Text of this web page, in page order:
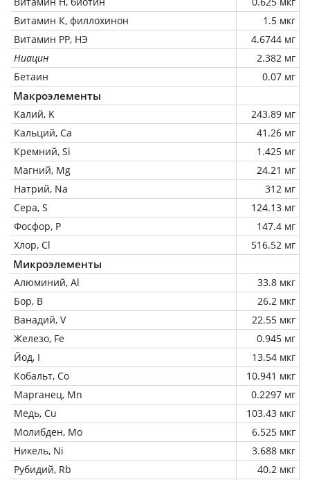
Витамин К, филлохинон
1.5 мкг
Витамин РР, НЭ
4.6744 мг
Ниацин
2.382 мг
Бетаин
0.07 мг
Макроэлементы
Калий, K
243.89 мг
Кальций, Ca
41.26 мг
Кремний, Si
1.425 мг
Магний, Mg
24.21 мг
Натрий, Na
312 мг
Сера, S
124.13 мг
Фосфор, P
147.4 мг
Хлор, Cl
516.52 мг
Микроэлементы
Алюминий, Al
33.8 мкг
Бор, B
26.2 мкг
Ванадий, V
22.55 мкг
Железо, Fe
0.945 мг
Йод, I
13.54 мкг
Кобальт, Co
10.941 мкг
Марганец, Mn
0.2297 мг
Медь, Cu
103.43 мкг
Молибден, Mo
6.525 мкг
Никель, Ni
3.688 мкг
Рубидий, Rb
40.2 мкг